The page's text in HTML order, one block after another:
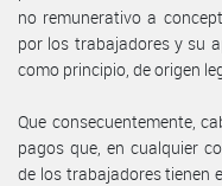
no remunerativo a
por los trabajadores y su
como principio, de origen
Que consecuentemente,
pagos que, en cualquier
de los trabajadores tienen